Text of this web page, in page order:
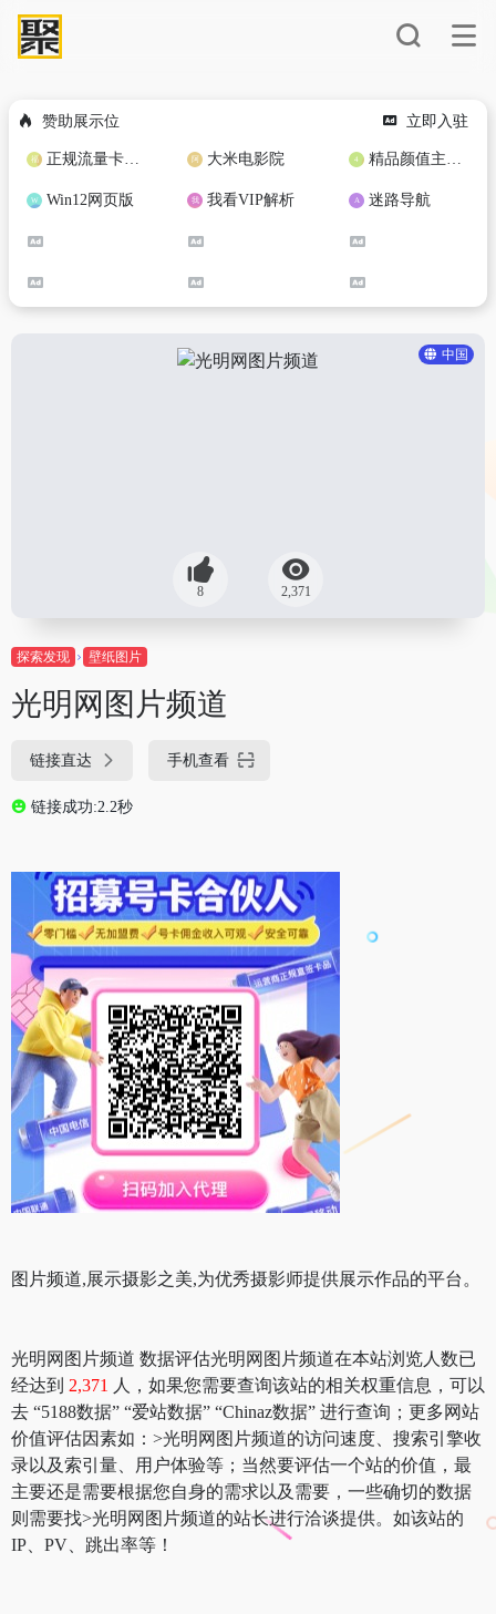
赞助展示位 立即入驻
正规流量卡免费加盟合作 大米电影院 精品颜值主播定制
Win12网页版 我看VIP解析 迷路导航
中国
8 2,371
探索发现 壁纸图片
光明网图片频道
链接直达 手机查看
链接成功:2.2秒
图片频道,展示摄影之美,为优秀摄影师提供展示作品的平台。
光明网图片频道 数据评估光明网图片频道在本站浏览人数已
经达到 2,371 人，如果您需要查询该站的相关权重信息，可以
去 “5188数据” “爱站数据” “Chinaz数据” 进行查询；更多网站
价值评估因素如：>光明网图片频道的访问速度、搜索引擎收
录以及索引量、用户体验等；当然要评估一个站的价值，最
主要还是需要根据您自身的需求以及需要，一些确切的数据
则需要找>光明网图片频道的站长进行洽谈提供。如该站的
IP、PV、跳出率等！